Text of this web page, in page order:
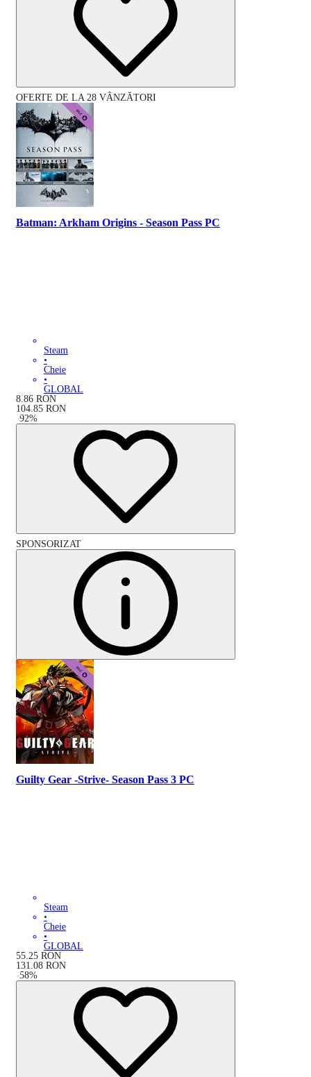
OFERTE DE LA 28 VÂNZĂTORI
Batman: Arkham Origins - Season Pass PC
Steam
•
Cheie
•
GLOBAL
8.86 RON
104.85 RON
-92%
SPONSORIZAT
Guilty Gear -Strive- Season Pass 3 PC
Steam
•
Cheie
•
GLOBAL
55.25 RON
131.08 RON
-58%